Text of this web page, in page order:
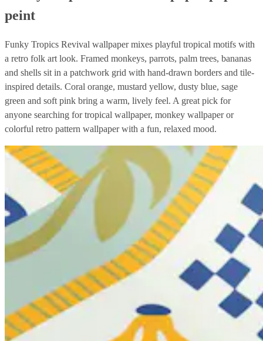
peint
Funky Tropics Revival wallpaper mixes playful tropical motifs with
a retro folk art look. Framed monkeys, parrots, palm trees, bananas
and shells sit in a patchwork grid with hand-drawn borders and tile-
inspired details. Coral orange, mustard yellow, dusty blue, sage
green and soft pink bring a warm, lively feel. A great pick for
anyone searching for tropical wallpaper, monkey wallpaper or
colorful retro pattern wallpaper with a fun, relaxed mood.